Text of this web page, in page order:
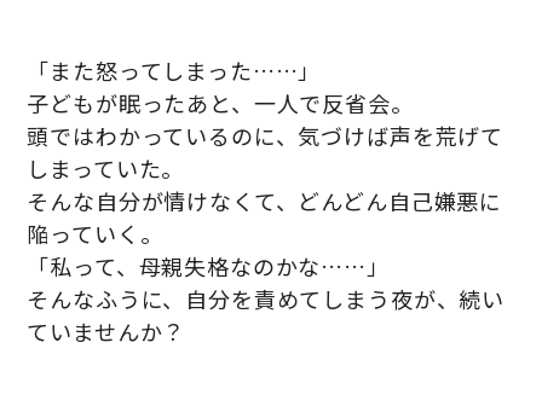
「また怒ってしまった……」
子どもが眠ったあと、一人で反省会。
頭ではわかっているのに、気づけば声を荒げて
しまっていた。
そんな自分が情けなくて、どんどん自己嫌悪に
陥っていく。
「私って、母親失格なのかな……」
そんなふうに、自分を責めてしまう夜が、続い
ていませんか？